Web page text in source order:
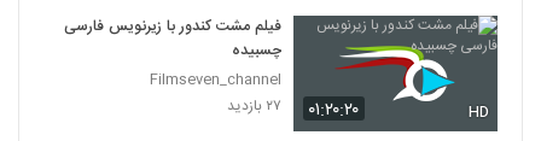
۰۱:۲۰:۲۰ HD
فیلم مشت کندور با زیرنویس فارسی
چسبیده
Filmseven_channel
۲۷ بازدید